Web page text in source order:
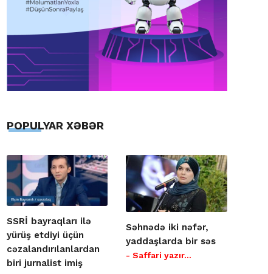
POPULYAR XƏBƏR
SSRİ bayraqları ilə
yürüş etdiyi üçün
cəzalandırılanlardan
biri jurnalist imiş
Səhnədə iki nəfər,
yaddaşlarda bir səs
- Saffari yazır…